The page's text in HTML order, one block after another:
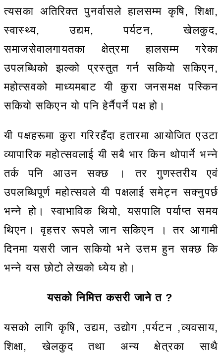
त्यसका अतिरिक्त पुनर्वासले हालसम्म कृषि, शिक्षा,
स्वास्थ्य, उद्यम, पर्यटन, खेलकुद,
समाजसेवालगायतका क्षेत्रमा हालसम्म गरेका
उपलब्धिको झल्को प्रस्तुत गर्न सकियो सकिएन,
महोत्सवको माध्यमबाट यी कुरा जनसमक्ष पस्किन
सकियो सकिएन यो पनि हेर्नैपर्ने पक्ष हो।
यी पक्षहरूमा कुरा गरिरहँदा हतारमा आयोजित एउटा
व्यापारिक महोत्सवलाई यी सबै भार किन थोपार्ने भन्ने
तर्क पनि आउन सक्छ । तर गुणस्तरीय एवं
उपलब्धिपूर्ण महोत्सवले यी पक्षलाई समेट्न सक्नुपर्छ
भन्ने हो। स्वाभाविक थियो, यसपालि पर्याप्त समय
थिएन। वृहत्तर रूपले जान सकिएन । तर आगामी
दिनमा यसरी जान सकियो भने उत्तम हुन सक्छ कि
भन्ने यस छोटो लेखको ध्येय हो।
यसको निमित्त कसरी जाने त ?
यसको लागि कृषि, उद्यम, उद्योग ,पर्यटन ,व्यवसाय,
शिक्षा, खेलकुद तथा अन्य क्षेत्रका साथै